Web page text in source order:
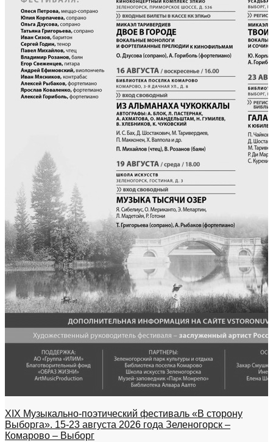
XIX Музыкально-поэтический фестиваль «В сторону
Выборга». 15-23 августа 2026 года Зеленогорск –
Комарово – Выборг